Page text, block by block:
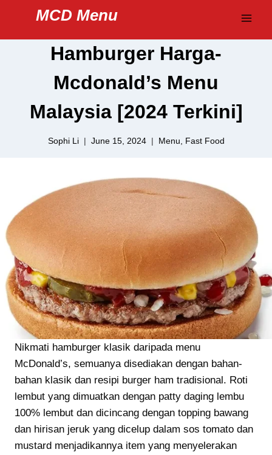
content
MCD Menu
Hamburger Harga-
Mcdonald’s Menu
Malaysia [2024 Terkini]
Sophi Li June 15, 2024 Menu Fast Food
Nikmati hamburger klasik daripada menu
McDonald’s, semuanya disediakan dengan bahan-
bahan klasik dan resipi burger ham tradisional. Roti
lembut yang dimuatkan dengan patty daging lembu
100% lembut dan dicincang dengan topping bawang
dan hirisan jeruk yang dicelup dalam sos tomato dan
mustard menjadikannya item yang menyelerakan